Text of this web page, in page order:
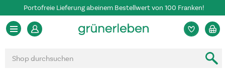
Portofreie Lieferung ab einem Bestellwert von 100 Franken!
Suchen